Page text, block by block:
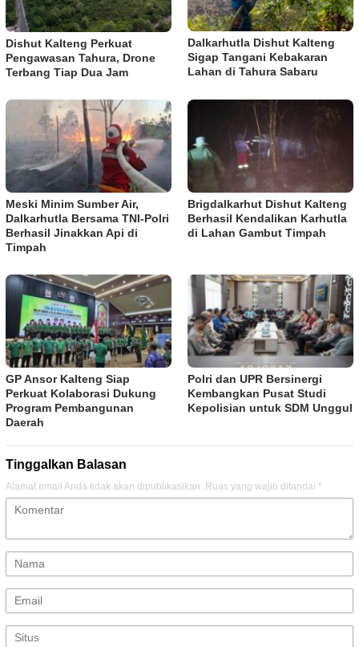
Dishut Kalteng Perkuat
Pengawasan Tahura, Drone
Terbang Tiap Dua Jam
Dalkarhutla Dishut Kalteng
Sigap Tangani Kebakaran
Lahan di Tahura Sabaru
Meski Minim Sumber Air,
Dalkarhutla Bersama TNI-Polri
Berhasil Jinakkan Api di
Timpah
Brigdalkarhut Dishut Kalteng
Berhasil Kendalikan Karhutla
di Lahan Gambut Timpah
GP Ansor Kalteng Siap
Perkuat Kolaborasi Dukung
Program Pembangunan
Daerah
Polri dan UPR Bersinergi
Kembangkan Pusat Studi
Kepolisian untuk SDM Unggul
Tinggalkan Balasan
Alamat email Anda tidak akan dipublikasikan. Ruas yang wajib ditandai *